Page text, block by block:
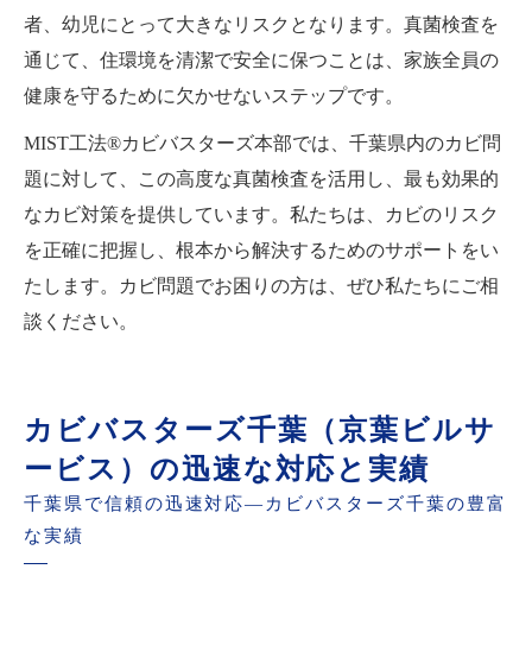
者、幼児にとって大きなリスクとなります。真菌検査を
通じて、住環境を清潔で安全に保つことは、家族全員の
健康を守るために欠かせないステップです。
MIST工法®カビバスターズ本部では、千葉県内のカビ問
題に対して、この高度な真菌検査を活用し、最も効果的
なカビ対策を提供しています。私たちは、カビのリスク
を正確に把握し、根本から解決するためのサポートをい
たします。カビ問題でお困りの方は、ぜひ私たちにご相
談ください。
カビバスターズ千葉（京葉ビルサ
ービス）の迅速な対応と実績
千葉県で信頼の迅速対応—カビバスターズ千葉の豊富
な実績